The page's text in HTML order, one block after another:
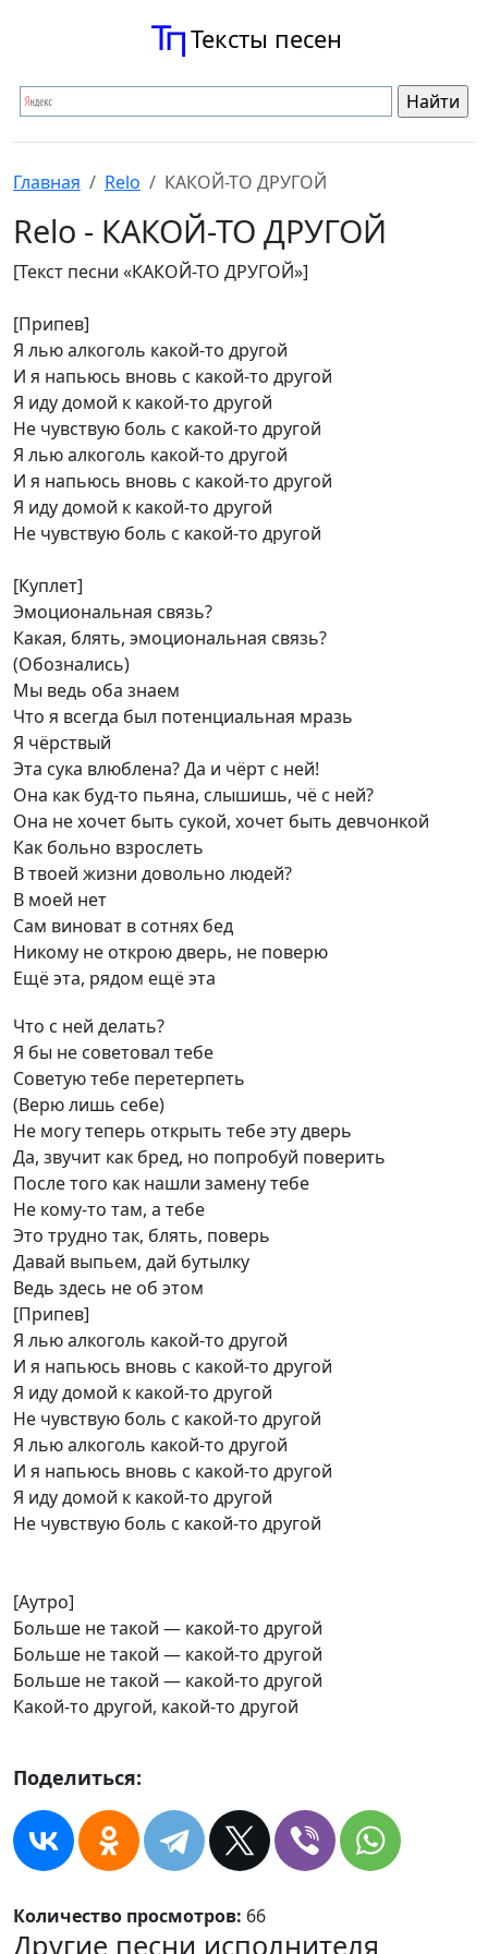
Тексты песен
Главная Relo КАКОЙ-ТО ДРУГОЙ
Relo - КАКОЙ-ТО ДРУГОЙ
[Текст песни «КАКОЙ-ТО ДРУГОЙ»]
[Припев]
Я лью алкоголь какой-то другой
И я напьюсь вновь с какой-то другой
Я иду домой к какой-то другой
Не чувствую боль с какой-то другой
Я лью алкоголь какой-то другой
И я напьюсь вновь с какой-то другой
Я иду домой к какой-то другой
Не чувствую боль с какой-то другой
[Куплет]
Эмоциональная связь?
Какая, блять, эмоциональная связь?
(Обознались)
Мы ведь оба знаем
Что я всегда был потенциальная мразь
Я чёрствый
Эта сука влюблена? Да и чёрт с ней!
Она как буд-то пьяна, слышишь, чё с ней?
Она не хочет быть сукой, хочет быть девчонкой
Как больно взрослеть
В твоей жизни довольно людей?
В моей нет
Сам виноват в сотнях бед
Никому не открою дверь, не поверю
Ещё эта, рядом ещё эта
Что с ней делать?
Я бы не советовал тебе
Советую тебе перетерпеть
(Верю лишь себе)
Не могу теперь открыть тебе эту дверь
Да, звучит как бред, но попробуй поверить
После того как нашли замену тебе
Не кому-то там, а тебе
Это трудно так, блять, поверь
Давай выпьем, дай бутылку
Ведь здесь не об этом
[Припев]
Я лью алкоголь какой-то другой
И я напьюсь вновь с какой-то другой
Я иду домой к какой-то другой
Не чувствую боль с какой-то другой
Я лью алкоголь какой-то другой
И я напьюсь вновь с какой-то другой
Я иду домой к какой-то другой
Не чувствую боль с какой-то другой
[Аутро]
Больше не такой — какой-то другой
Больше не такой — какой-то другой
Больше не такой — какой-то другой
Какой-то другой, какой-то другой
Поделиться:
Количество просмотров: 66
Другие песни исполнителя